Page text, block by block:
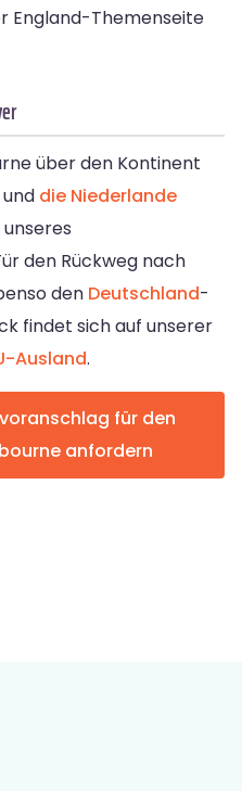
England-Themenseite
über den Kontinent
und die Niederlande
den Rückweg nach
den Deutschland-
findet sich auf unserer
Ausland.
für den
anfordern